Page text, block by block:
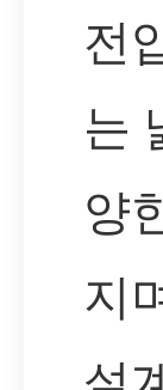
전
는
양
지